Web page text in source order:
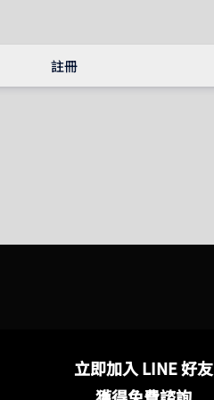
註冊
立即加入 LINE 好友